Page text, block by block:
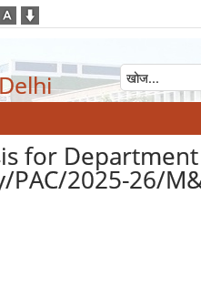
for
2025-26/